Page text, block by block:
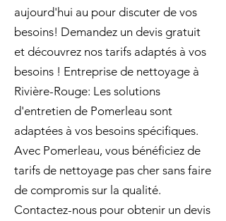
aujourd'hui au pour discuter de vos
besoins! Demandez un devis gratuit
et découvrez nos tarifs adaptés à vos
besoins ! Entreprise de nettoyage à
Rivière-Rouge: Les solutions
d'entretien de Pomerleau sont
adaptées à vos besoins spécifiques.
Avec Pomerleau, vous bénéficiez de
tarifs de nettoyage pas cher sans faire
de compromis sur la qualité.
Contactez-nous pour obtenir un devis